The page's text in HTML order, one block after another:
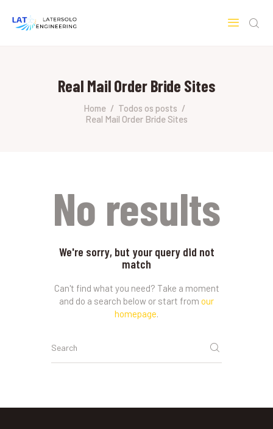
Real Mail Order Bride Sites
Home
Todos os posts
Real Mail Order Bride Sites
HOME
SOBRE A LATERSOLO
ENGINEERING
No results
We're sorry, but your query did not
match
Can't find what you need? Take a moment
and do a search below or start from our
homepage.